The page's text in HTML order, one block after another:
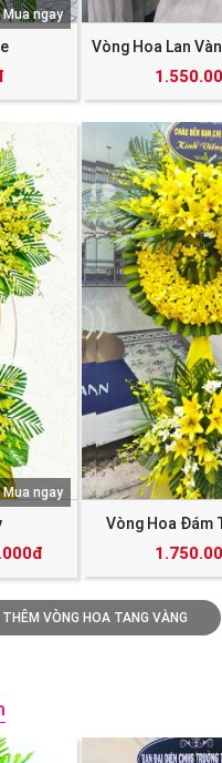
Mua ngay
Vòng Hoa Lan
Mua ngay
Vòng Hoa Đám
VÒNG HOA TANG VÀNG